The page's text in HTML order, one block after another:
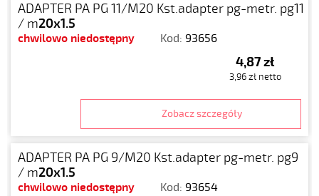
ADAPTER PA PG 11/M20 Kst.adapter pg-metr. pg11
/ m20x1.5
chwilowo niedostępny Kod: 93656
4,87 zł
3,96 zł netto
Zobacz szczegóły
ADAPTER PA PG 9/M20 Kst.adapter pg-metr. pg9
/ m20x1.5
chwilowo niedostępny Kod: 93654